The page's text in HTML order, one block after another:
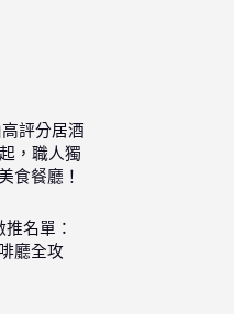
評分居酒
，職人獨
食餐廳！
名單：
廳全攻